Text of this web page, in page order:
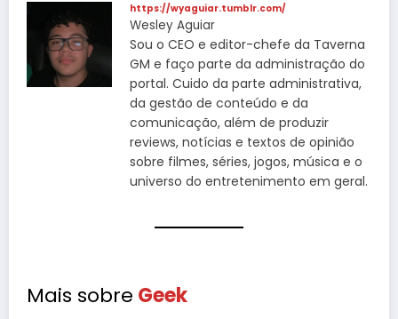
https://wyaguiar.tumblr.com/
Wesley Aguiar
Sou o CEO e editor-chefe da Taverna
GM e faço parte da administração do
portal. Cuido da parte administrativa,
da gestão de conteúdo e da
comunicação, além de produzir
reviews, notícias e textos de opinião
sobre filmes, séries, jogos, música e o
universo do entretenimento em geral.
Mais sobre Geek